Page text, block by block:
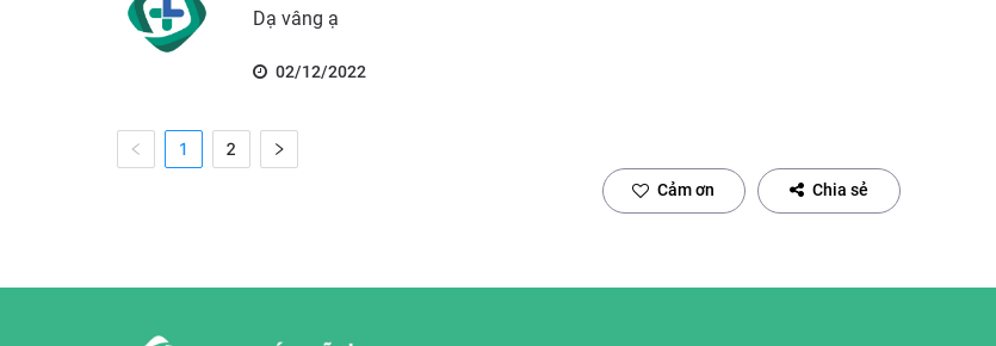
Dạ vâng ạ
02/12/2022
1 2
Cảm ơn Chia sẻ